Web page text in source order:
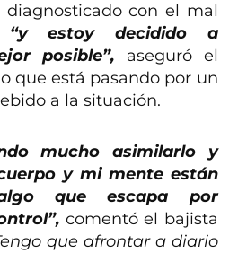
con el mal
“y estoy decidido a
posible”, aseguró el
que está pasando por un
a la situación.
mucho asimilarlo y
y mi mente están
que escapa por
comentó el bajista
que afrontar a diario